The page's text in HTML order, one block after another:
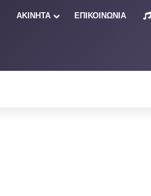
ΑΚΙΝΗΤΑ ΕΠΙΚΟΙΝΩΝΙΑ